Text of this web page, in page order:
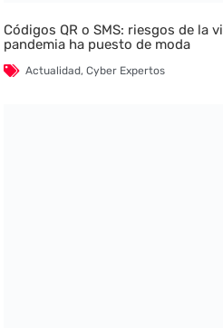
Códigos QR o SMS: riesgos de la
pandemia ha puesto de moda
Actualidad,Cyber Expertos